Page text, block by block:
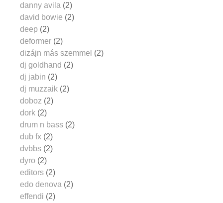
danny avila (2)
david bowie (2)
deep (2)
deformer (2)
dizájn más szemmel (2)
dj goldhand (2)
dj jabin (2)
dj muzzaik (2)
doboz (2)
dork (2)
drum n bass (2)
dub fx (2)
dvbbs (2)
dyro (2)
editors (2)
edo denova (2)
effendi (2)